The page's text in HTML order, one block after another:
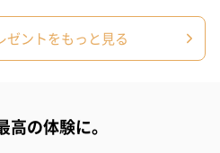
梱してお届けいたします。ギフト
ゼントをもっと見る
高の体験に。